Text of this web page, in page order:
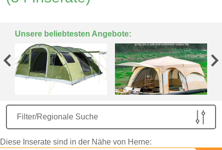
Unsere beliebtesten Angebote:
Filter/Regionale Suche
Diese Inserate sind in der Nähe von Herne: